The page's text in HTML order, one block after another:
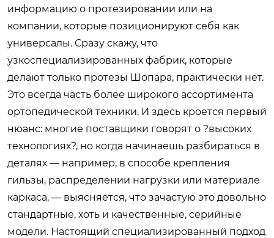
информацию о протезировании или на
компании, которые позиционируют себя как
универсалы. Сразу скажу, что
узкоспециализированных фабрик, которые
делают только протезы Шопара, практически нет.
Это всегда часть более широкого ассортимента
ортопедической техники. И здесь кроется первый
нюанс: многие поставщики говорят о ?высоких
технологиях?, но когда начинаешь разбираться в
деталях — например, в способе крепления
гильзы, распределении нагрузки или материале
каркаса, — выясняется, что зачастую это довольно
стандартные, хоть и качественные, серийные
модели. Настоящий специализированный подход